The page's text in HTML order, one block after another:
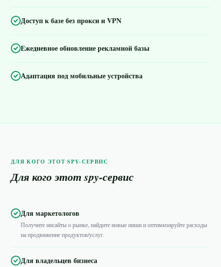
Доступ к базе без прокси и VPN
Ежедневное обновление рекламной базы
Адаптация под мобильные устройства
ДЛЯ КОГО ЭТОТ SPY-СЕРВИС
Для кого этот spy-сервис
Для маркетологов
Получите инсайты о рынке, найдите новые ниши и оптимизируйте расходы
на продвижение продуктов/услуг.
Для владельцев бизнеса